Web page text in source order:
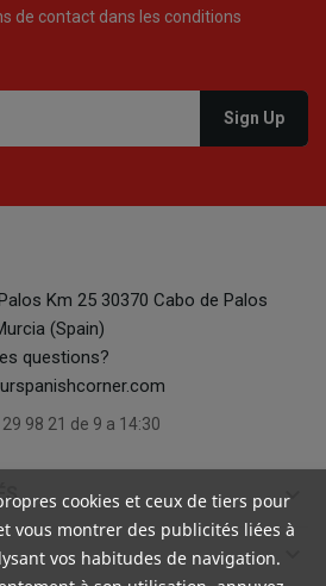
de contact dans les conditions
Km 25 30370 Cabo de Palos
(Spain)
questions?
98 21 de 9 a 14:30
keyboard_arrow_down
keyboard_arrow_down
cookies et ceux de tiers pour
vous montrer des publicités liées à
vos habitudes de navigation.